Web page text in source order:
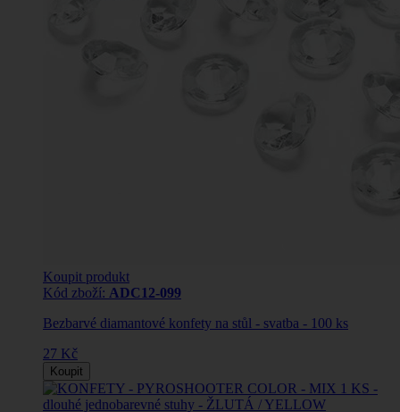
Koupit produkt
Kód zboží: ADC12-099
Bezbarvé diamantové konfety na stůl - svatba - 100 ks
27 Kč
Koupit